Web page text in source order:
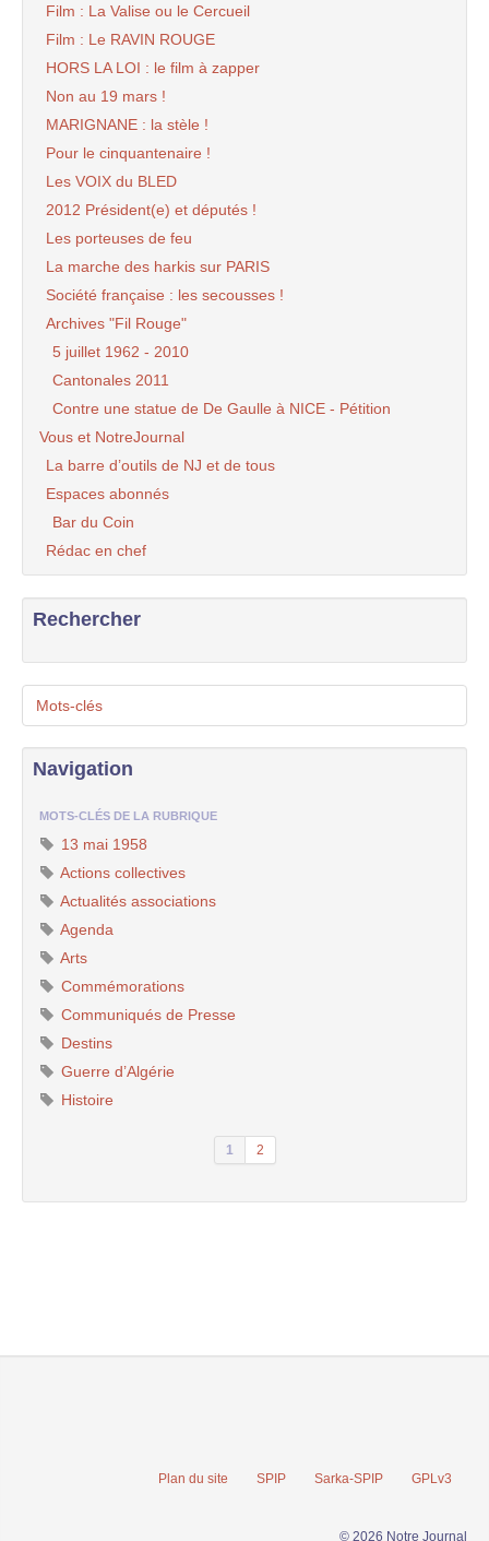
Film : La Valise ou le Cercueil
Film : Le RAVIN ROUGE
HORS LA LOI : le film à zapper
Non au 19 mars !
MARIGNANE : la stèle !
Pour le cinquantenaire !
Les VOIX du BLED
2012 Président(e) et députés !
Les porteuses de feu
La marche des harkis sur PARIS
Société française : les secousses !
Archives "Fil Rouge"
5 juillet 1962 - 2010
Cantonales 2011
Contre une statue de De Gaulle à NICE - Pétition
Vous et NotreJournal
La barre d’outils de NJ et de tous
Espaces abonnés
Bar du Coin
Rédac en chef
Rechercher
Mots-clés
Navigation
MOTS-CLÉS DE LA RUBRIQUE
13 mai 1958
Actions collectives
Actualités associations
Agenda
Arts
Commémorations
Communiqués de Presse
Destins
Guerre d’Algérie
Histoire
1 2
Plan du site SPIP Sarka-SPIP GPLv3
© 2026 Notre Journal